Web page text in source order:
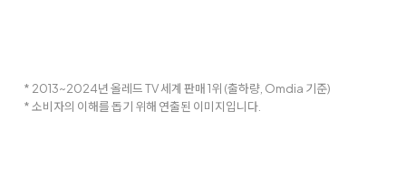
* 2013~2024년 올레드 TV 세계 판매 1위 (출하량, Omdia 기준)
* 소비자의 이해를 돕기 위해 연출된 이미지입니다.